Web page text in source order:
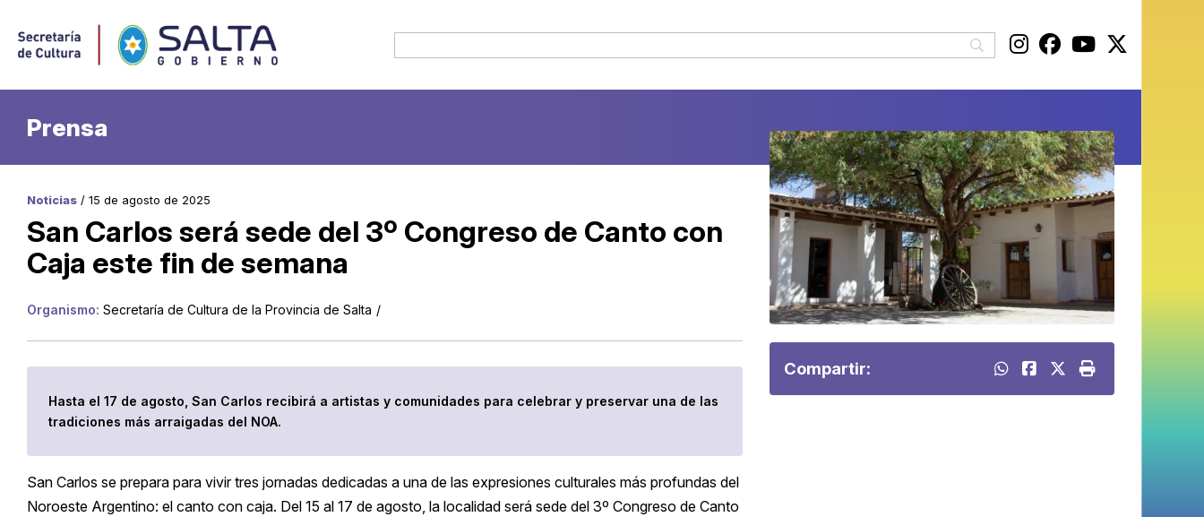
Prensa
Noticias / 15 de agosto de 2025
San Carlos será sede del 3º Congreso de Canto con
Caja este fin de semana
Organismo: Secretaría de Cultura de la Provincia de Salta /
Hasta el 17 de agosto, San Carlos recibirá a artistas y comunidades para celebrar y preservar una de las
tradiciones más arraigadas del NOA.
San Carlos se prepara para vivir tres jornadas dedicadas a una de las expresiones culturales más profundas del
Noroeste Argentino: el canto con caja. Del 15 al 17 de agosto, la localidad será sede del 3º Congreso de Canto
Compartir: